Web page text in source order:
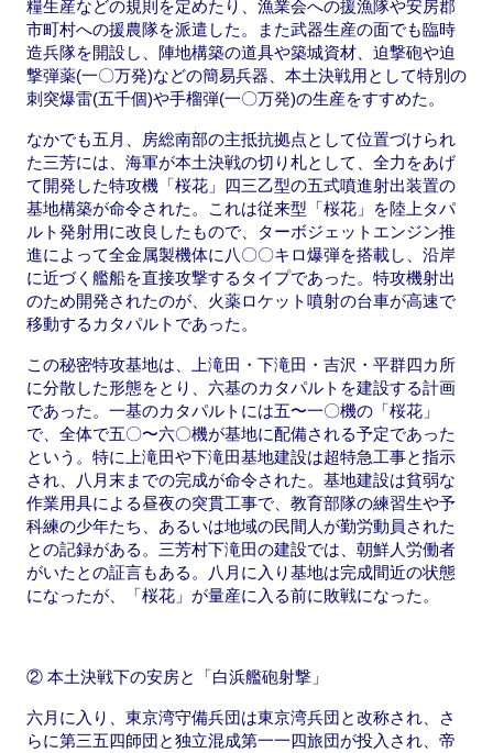
糧生産などの規則を定めたり、漁業会への援漁隊や安房郡
市町村への援農隊を派遣した。また武器生産の面でも臨時
造兵隊を開設し、陣地構築の道具や築城資材、迫撃砲や迫
撃弾薬(一〇万発)などの簡易兵器、本土決戦用として特別の
刺突爆雷(五千個)や手榴弾(一〇万発)の生産をすすめた。
なかでも五月、房総南部の主抵抗拠点として位置づけられ
た三芳には、海軍が本土決戦の切り札として、全力をあげ
て開発した特攻機「桜花」四三乙型の五式噴進射出装置の
基地構築が命令された。これは従来型「桜花」を陸上タパ
ルト発射用に改良したもので、ターボジェットエンジン推
進によって全金属製機体に八〇〇キロ爆弾を搭載し、沿岸
に近づく艦船を直接攻撃するタイプであった。特攻機射出
のため開発されたのが、火薬ロケット噴射の台車が高速で
移動するカタパルトであった。
この秘密特攻基地は、上滝田・下滝田・吉沢・平群四カ所
に分散した形態をとり、六基のカタパルトを建設する計画
であった。一基のカタパルトには五〜一〇機の「桜花」
で、全体で五〇〜六〇機が基地に配備される予定であった
という。特に上滝田や下滝田基地建設は超特急工事と指示
され、八月末までの完成が命令された。基地建設は貧弱な
作業用具による昼夜の突貫工事で、教育部隊の練習生や予
科練の少年たち、あるいは地域の民間人が勤労動員された
との記録がある。三芳村下滝田の建設では、朝鮮人労働者
がいたとの証言もある。八月に入り基地は完成間近の状態
になったが、「桜花」が量産に入る前に敗戦になった。
② 本土決戦下の安房と「白浜艦砲射撃」
六月に入り、東京湾守備兵団は東京湾兵団と改称され、さ
らに第三五四師団と独立混成第一一四旅団が投入され、帝